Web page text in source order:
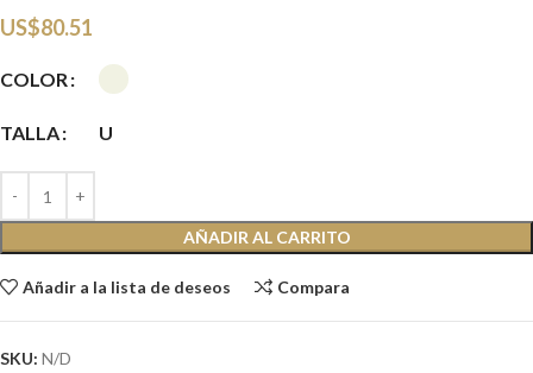
US$80.51
COLOR
TALLA U
AÑADIR AL CARRITO
Añadir a la lista de deseos Compara
SKU: N/D